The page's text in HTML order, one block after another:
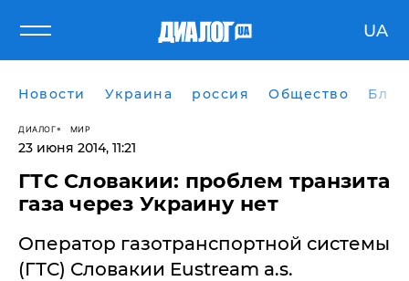
UA
Новости Украина россия Общество
ДИАЛОГ МИР
23 июня 2014, 11:21
ГТС Словакии: проблем транзита
газа через Украину нет
Оператор газотранспортной системы
(ГТС) Словакии Eustream a.s.